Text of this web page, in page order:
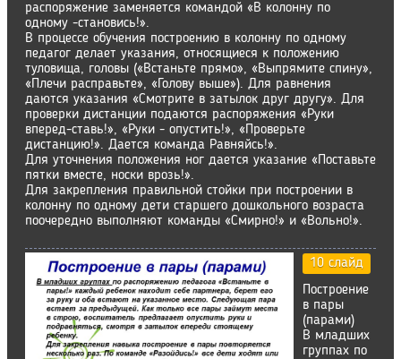
распоряжение заменяется командой «В колонну по
одному -становись!».
В процессе обучения построению в колонну по одному
педагог делает указания, относящиеся к положению
туловища, головы («Встаньте прямо», «Выпрямите спину»,
«Плечи расправьте», «Голову выше»). Для равнения
даются указания «Смотрите в затылок друг другу». Для
проверки дистанции подаются распоряжения «Руки
вперед-ставь!», «Руки - опустить!», «Проверьте
дистанцию!». Дается команда Равняйсь!».
Для уточнения положения ног дается указание «Поставьте
пятки вместе, носки врозь!».
Для закрепления правильной стойки при построении в
колонну по одному дети старшего дошкольного возраста
поочередно выполняют команды «Смирно!» и «Вольно!».
10 слайд
Построение
в пары
(парами)
В младших
группах по